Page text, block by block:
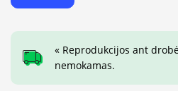
« Reprodukcijos ant
nemokamas.